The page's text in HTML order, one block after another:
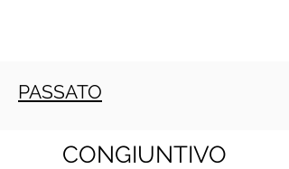
PASSATO
CONGIUNTIVO